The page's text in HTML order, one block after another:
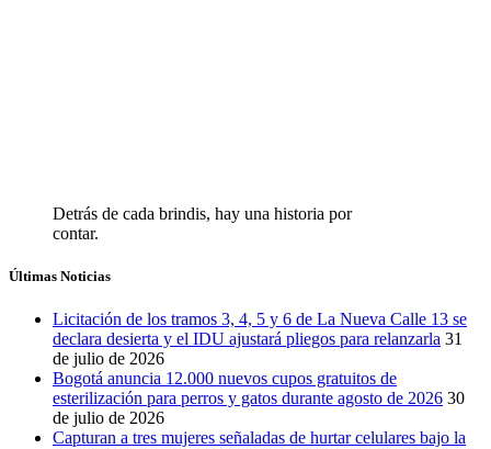
Detrás de cada brindis, hay una historia por
contar.
Últimas Noticias
Licitación de los tramos 3, 4, 5 y 6 de La Nueva Calle 13 se
declara desierta y el IDU ajustará pliegos para relanzarla 31
de julio de 2026
Bogotá anuncia 12.000 nuevos cupos gratuitos de
esterilización para perros y gatos durante agosto de 2026 30
de julio de 2026
Capturan a tres mujeres señaladas de hurtar celulares bajo la